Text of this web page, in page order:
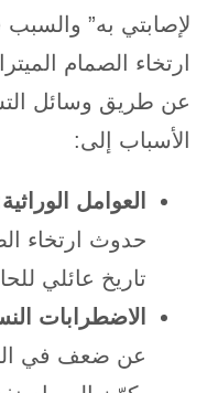
لإصابتي به”
ارتخاء الصمام
عن طريق وسائل
الأسباب إلى:
العوامل
حدوث ارتخاء
تاريخ عائلي
الاضطرابات
عن ضعف في